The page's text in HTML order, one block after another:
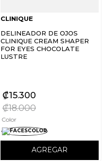
CLINIQUE
DELINEADOR DE OJOS
CLINIQUE CREAM SHAPER
FOR EYES CHOCOLATE
LUSTRE
₡18000
₡15300
Color
AGREGAR